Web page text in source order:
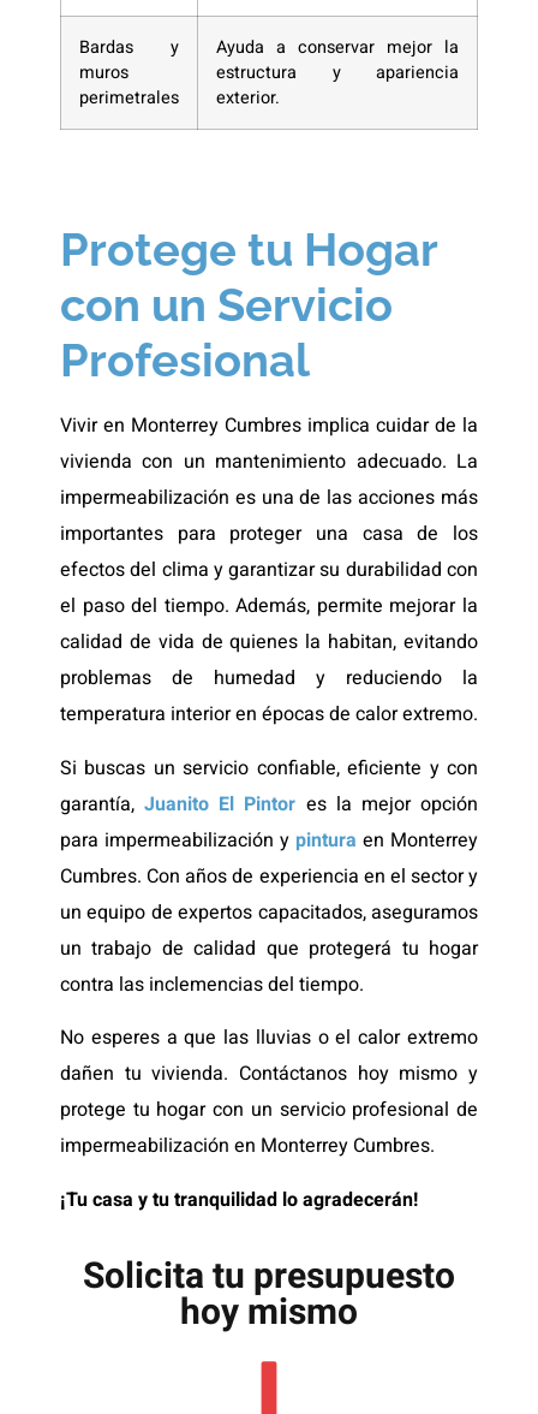
Bardas y
muros
perimetrales
Ayuda a conservar mejor la
estructura y apariencia
exterior.
Protege tu Hogar
con un Servicio
Profesional
Vivir en Monterrey Cumbres implica cuidar de la
vivienda con un mantenimiento adecuado. La
impermeabilización es una de las acciones más
importantes para proteger una casa de los
efectos del clima y garantizar su durabilidad con
el paso del tiempo. Además, permite mejorar la
calidad de vida de quienes la habitan, evitando
problemas de humedad y reduciendo la
temperatura interior en épocas de calor extremo.
Si buscas un servicio confiable, eficiente y con
garantía, Juanito El Pintor es la mejor opción
para impermeabilización y pintura en Monterrey
Cumbres. Con años de experiencia en el sector y
un equipo de expertos capacitados, aseguramos
un trabajo de calidad que protegerá tu hogar
contra las inclemencias del tiempo.
No esperes a que las lluvias o el calor extremo
dañen tu vivienda. Contáctanos hoy mismo y
protege tu hogar con un servicio profesional de
impermeabilización en Monterrey Cumbres.
¡Tu casa y tu tranquilidad lo agradecerán!
Solicita tu presupuesto
hoy mismo